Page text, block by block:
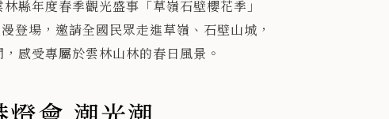
日）16:00
縣年度春季觀光盛事「草嶺石壁櫻花季」
登場，邀請全國民眾走進草嶺、石壁山城，
感受專屬於雲林山林的春日風景。